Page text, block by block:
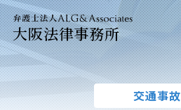
大阪法律事務所
交通事故